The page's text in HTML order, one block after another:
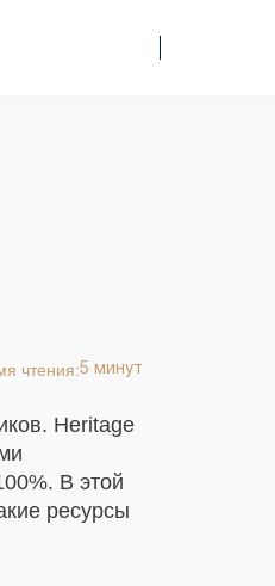
чтения:5 минут
Heritage
В этой
ресурсы